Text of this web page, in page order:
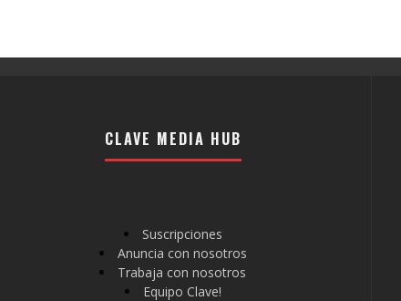
CLAVE MEDIA HUB
Suscripciones
Anuncia con nosotros
Trabaja con nosotros
Equipo Clave!